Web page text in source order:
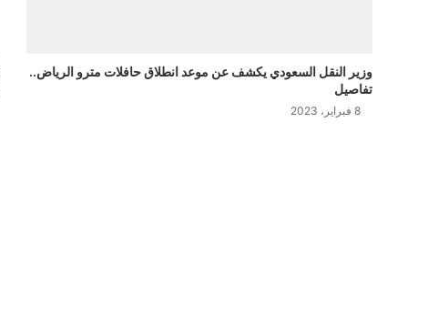
وزير النقل السعودي يكشف عن موعد انطلاق حافلات مترو الرياض..
تفاصيل
8 فبراير، 2023